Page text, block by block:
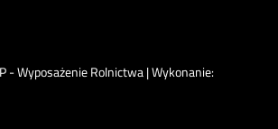
- Wyposażenie Rolnictwa | Wykonanie: